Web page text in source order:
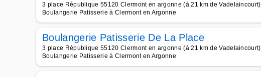
3 place République 55120 Clermont en argonne (à 21 km de Vadelaincourt)
Boulangerie Patisserie à Clermont en Argonne
Boulangerie Patisserie De La Place
3 place République 55120 Clermont en argonne (à 21 km de Vadelaincourt)
Boulangerie Patisserie à Clermont en Argonne